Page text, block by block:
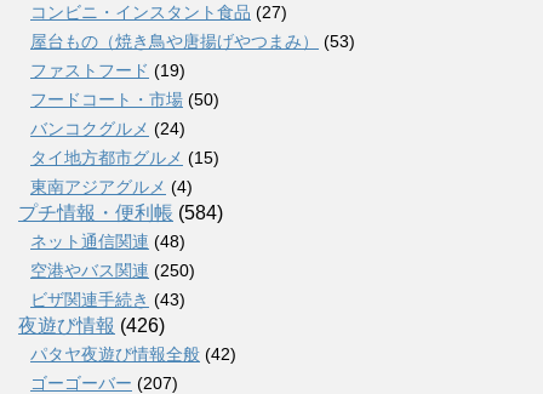
コンビニ・インスタント食品 (27)
屋台もの（焼き鳥や唐揚げやつまみ）
(53)
ファストフード (19)
フードコート・市場 (50)
バンコクグルメ (24)
タイ地方都市グルメ (15)
東南アジアグルメ (4)
プチ情報・便利帳 (584)
ネット通信関連 (48)
空港やバス関連 (250)
ビザ関連手続き (43)
夜遊び情報 (426)
パタヤ夜遊び情報全般 (42)
ゴーゴーバー (207)